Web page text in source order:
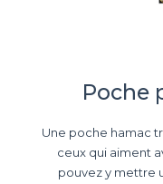
Poche
Une poche hamac
ceux qui aiment
pouvez y mettre